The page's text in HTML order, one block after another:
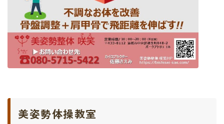
美姿勢体操教室